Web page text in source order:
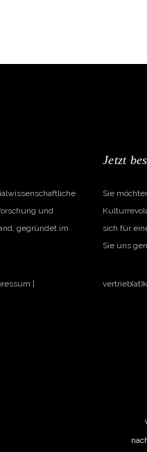
und
gegründet im
Jetzt
Sie
sich für
Sie uns